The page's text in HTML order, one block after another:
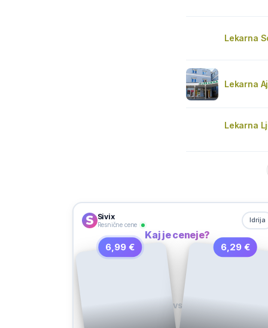
Lekarna
Lekarna
Lekarna
Sivix
Resnične cene
Idrija
Kaj je ceneje?
6,99 €
VS
6,29 €